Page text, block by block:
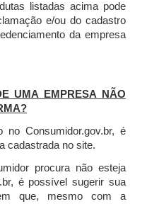
listadas acima pode
e/ou do cadastro
da empresa
UMA EMPRESA NÃO
no Consumidor.gov.br, é
cadastrada no site.
procura não esteja
é possível sugerir sua
que, mesmo com a